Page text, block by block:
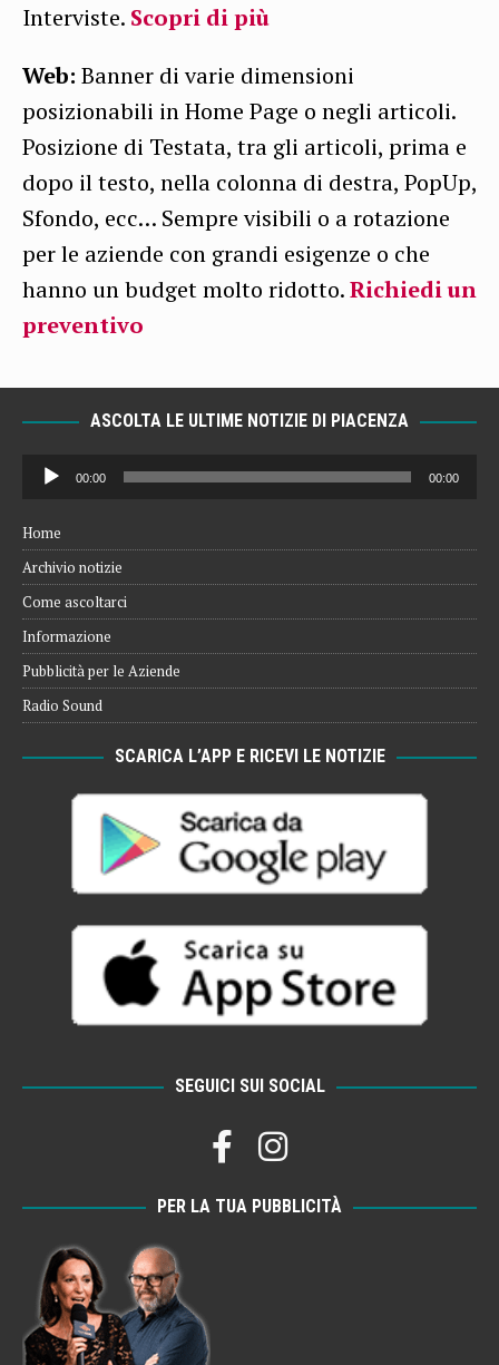
Interviste. Scopri di più
Web: Banner di varie dimensioni
posizionabili in Home Page o negli articoli.
Posizione di Testata, tra gli articoli, prima e
dopo il testo, nella colonna di destra, PopUp,
Sfondo, ecc… Sempre visibili o a rotazione
per le aziende con grandi esigenze o che
hanno un budget molto ridotto.Richiedi un
preventivo
ASCOLTA LE ULTIME NOTIZIE DI PIACENZA
Audio
Player
00:00 00:00
Home
Archivio notizie
Come ascoltarci
Informazione
Pubblicità per le Aziende
Radio Sound
SCARICA L’APP E RICEVI LE NOTIZIE
SEGUICI SUI SOCIAL
PER LA TUA PUBBLICITÀ